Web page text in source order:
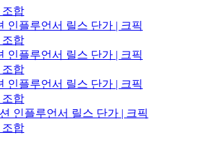
조합
인플루언서 릴스 단가 | 크픽
조합
인플루언서 릴스 단가 | 크픽
조합
인플루언서 릴스 단가 | 크픽
조합
인플루언서 릴스 단가 | 크픽
조합